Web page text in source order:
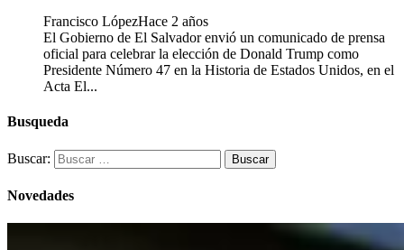
Francisco LópezHace 2 años
El Gobierno de El Salvador envió un comunicado de prensa
oficial para celebrar la elección de Donald Trump como
Presidente Número 47 en la Historia de Estados Unidos, en el
Acta El...
Busqueda
Buscar:
Novedades